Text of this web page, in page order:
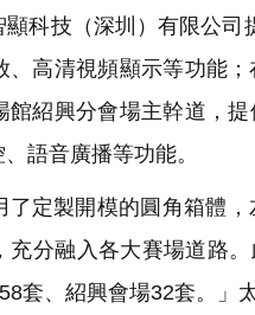
科技（深圳）有限公司
、高清視頻顯示等功能
館紹興分會場主幹道，
語音廣播等功能。
定製開模的圓角箱體
充分融入各大賽場道路
套、紹興會場32套。」